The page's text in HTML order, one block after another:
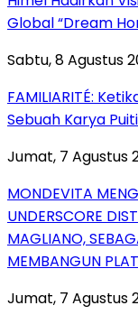
Global “Dream
Sabtu, 8 Agustus
FAMILIARITÉ:
Sebuah Karya
Jumat, 7 Agustus
MONDEVITA
UNDERSCORE
MAGLIANO,
MEMBANGUN
Jumat, 7 Agustus